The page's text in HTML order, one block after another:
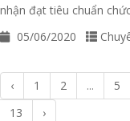
nhận đạt tiêu chuẩn
05/06/2020
‹ 1 2 ... 5
13
›